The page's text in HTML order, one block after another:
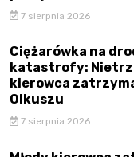
7 sierpnia 2026
Ciężarówka na
katastrofy:
kierowca
Olkuszu
7 sierpnia 2026